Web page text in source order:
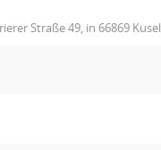
Straße 49, in 66869 Kusel